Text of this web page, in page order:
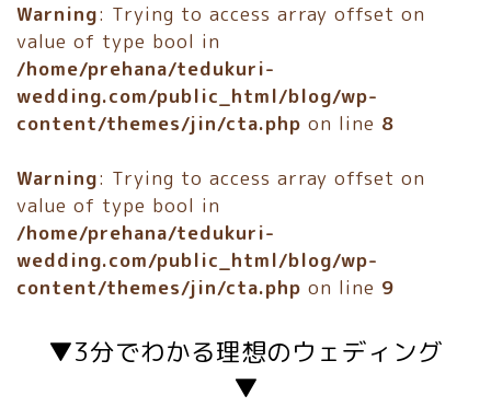
Warning: Trying to access array offset on
value of type bool in
/home/prehana/tedukuri-
wedding.com/public_html/blog/wp-
content/themes/jin/cta.php on line 8
Warning: Trying to access array offset on
value of type bool in
/home/prehana/tedukuri-
wedding.com/public_html/blog/wp-
content/themes/jin/cta.php on line 9
▼3分でわかる理想のウェディング
▼